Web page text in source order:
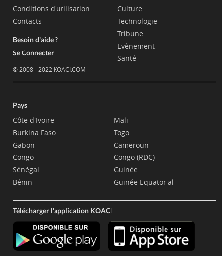
Conditions d'utilisation
Contacts
Besoin d'aide ?
Se Connecter
© 2008 - 2022 KOACI.COM
Culture
Technologie
Tribune
Evènement
Santé
Pays
Côte d'Ivoire
Burkina Faso
Gabon
Congo
Sénégal
Bénin
Mali
Togo
Cameroun
Congo (RDC)
Guinée
Guinée Equatorial
Télécharger l'application KOACI